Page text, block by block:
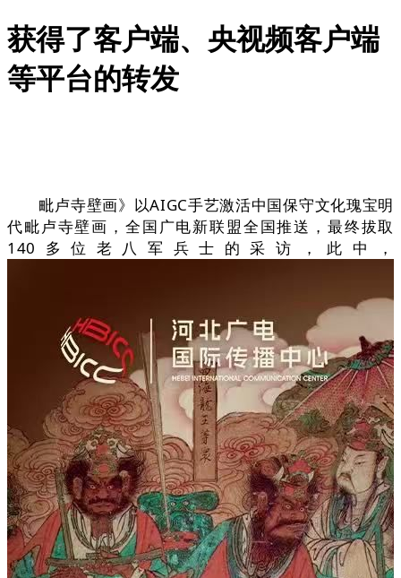
获得了客户端、央视频客户端
等平台的转发
毗卢寺壁画》以AIGC手艺激活中国保守文化瑰宝明
代毗卢寺壁画，全国广电新联盟全国推送，最终拔取
140多位老八军兵士的采访，此中，